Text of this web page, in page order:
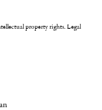
property rights.Legal